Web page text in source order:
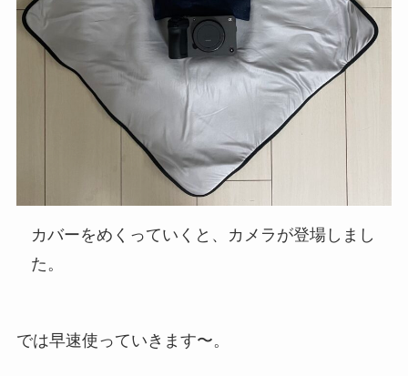
カバーをめくっていくと、カメラが登場しまし
た。
では早速使っていきます〜。